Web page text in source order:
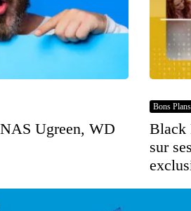
Ugreen, WD
Bons Plans
Black
sur